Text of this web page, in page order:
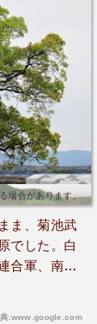
場合があります。
ま、菊池武
でした。白
合軍、南に
不明ですが
:www.google.com